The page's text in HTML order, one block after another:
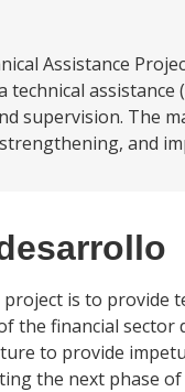
Assistance
supervision. The
and
is to provide
the financial sector
to provide
the next phase